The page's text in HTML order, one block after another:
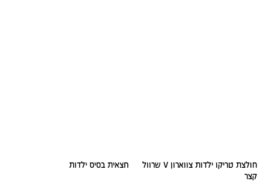
חולצת טריקו ילדות צווארון V שרוול
קצר
חצאית בסיס ילדות